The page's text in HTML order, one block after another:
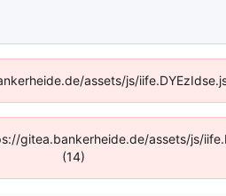
assets/js/
gitea.bankerheide.de/assets/js/
(14)